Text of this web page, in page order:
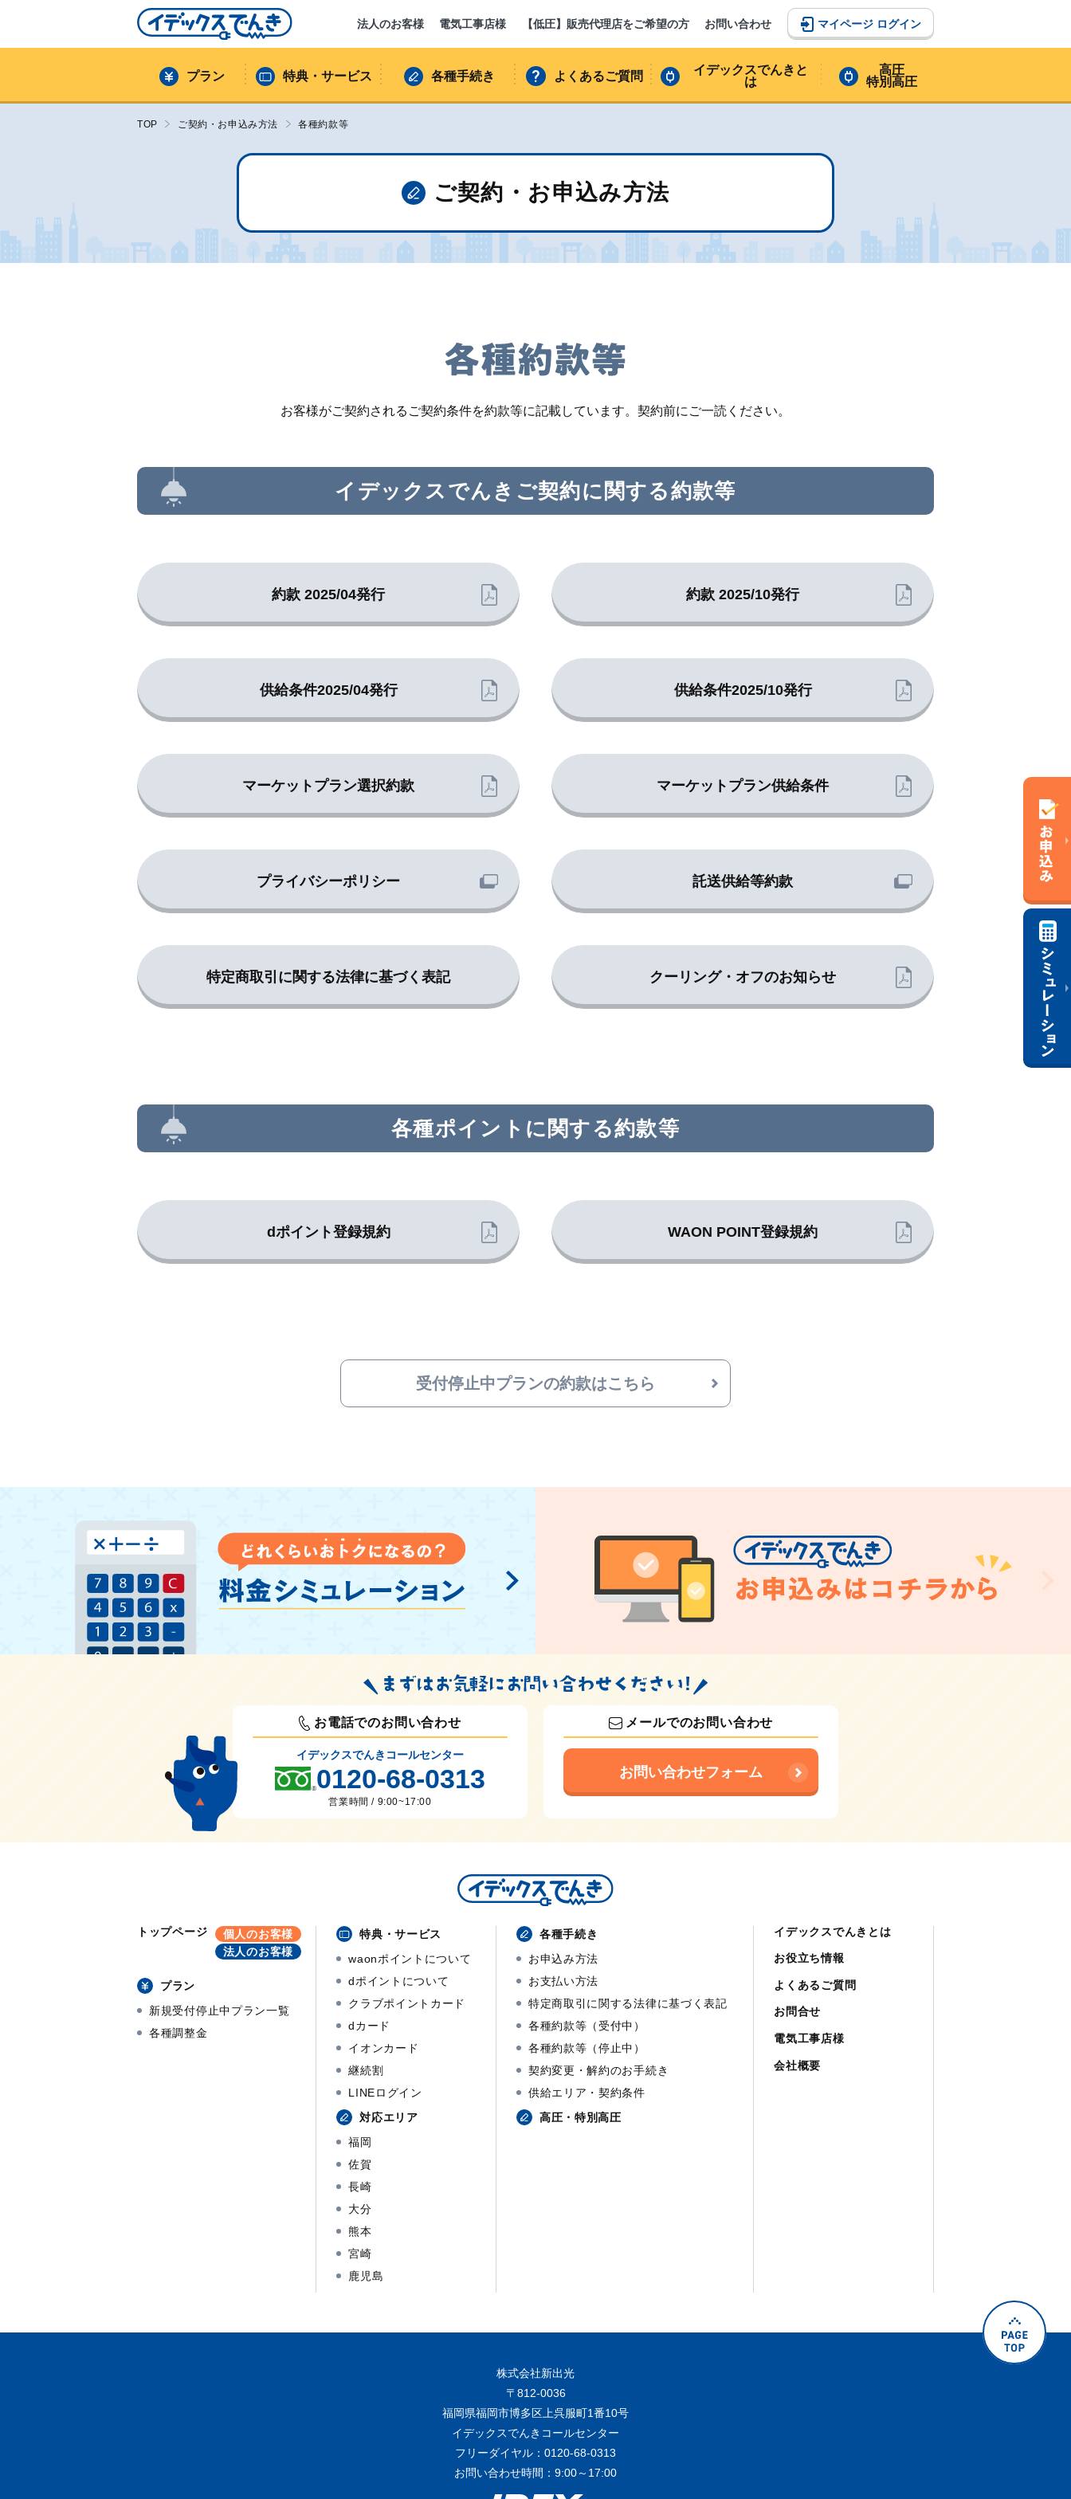
法人のお客様 電気工事店様 【低圧】販売代理店をご希望の方 お問い合わせ マイページ ログイン
プラン 特典・サービス 各種手続き よくあるご質問
イデックスでんきと
は
高圧
特別高圧
TOP ご契約・お申込み方法 各種約款等
ご契約・お申込み方法
お客様がご契約されるご契約条件を約款等に記載しています。契約前にご一読ください。
イデックスでんきご契約に関する約款等
約款 2025/04発行 約款 2025/10発行
供給条件2025/04発行 供給条件2025/10発行
マーケットプラン選択約款 マーケットプラン供給条件
プライバシーポリシー 託送供給等約款
特定商取引に関する法律に基づく表記 クーリング・オフのお知らせ
各種ポイントに関する約款等
dポイント登録規約 WAON POINT登録規約
受付停止中プランの約款はこちら
お電話でのお問い合わせ
イデックスでんきコールセンター
0120-68-0313
営業時間 / 9:00~17:00
メールでのお問い合わせ
お問い合わせフォーム
トップページ
個人のお客様
法人のお客様
プラン
新規受付停止中プラン一覧
各種調整金
特典・サービス
waonポイントについて
dポイントについて
クラブポイントカード
dカード
イオンカード
継続割
LINEログイン
対応エリア
福岡
佐賀
長崎
大分
熊本
宮崎
鹿児島
各種手続き
お申込み方法
お支払い方法
特定商取引に関する法律に基づく表記
各種約款等（受付中）
各種約款等（停止中）
契約変更・解約のお手続き
供給エリア・契約条件
高圧・特別高圧
イデックスでんきとは
お役立ち情報
よくあるご質問
お問合せ
電気工事店様
会社概要
株式会社新出光
〒812-0036
福岡県福岡市博多区上呉服町1番10号
イデックスでんきコールセンター
フリーダイヤル：0120-68-0313
お問い合わせ時間：9:00～17:00